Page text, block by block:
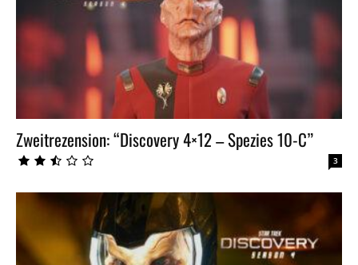
Zweitrezension: “Discovery 4×12 – Spezies 10-C”
3